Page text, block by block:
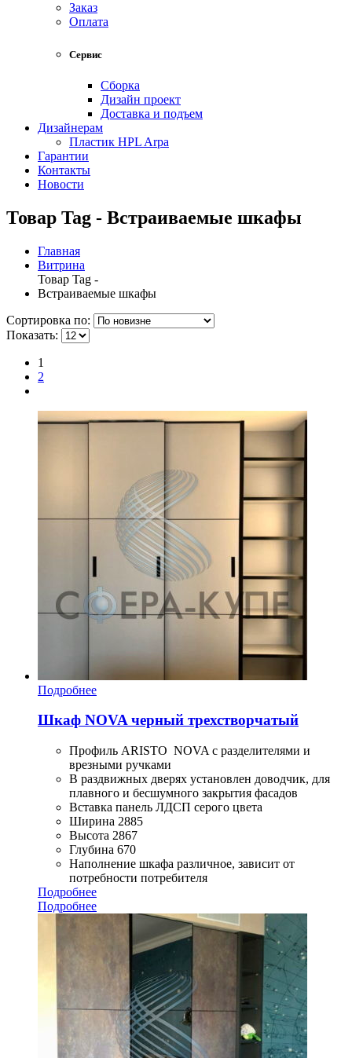
Заказ
Оплата
Сервис
Сборка
Дизайн проект
Доставка и подъем
Дизайнерам
Пластик HPL Arpa
Гарантии
Контакты
Новости
Товар Tag - Встраиваемые шкафы
Главная
Витрина
Товар Tag -
Встраиваемые шкафы
Сортировка по:
Показать:
1
2
Подробнее
Шкаф NOVA черный трехстворчатый
Профиль ARISTO NOVA с разделителями и
врезными ручками
В раздвижных дверях установлен доводчик, для
плавного и бесшумного закрытия фасадов
Вставка панель ЛДСП серого цвета
Ширина 2885
Высота 2867
Глубина 670
Наполнение шкафа различное, зависит от
потребности потребителя
Подробнее
Подробнее